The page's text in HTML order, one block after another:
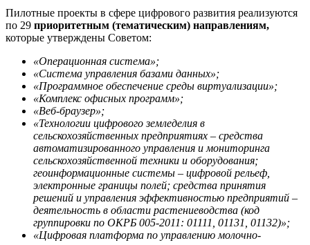
Пилотные проекты в сфере цифрового развития реализуются
по 29 приоритетным (тематическим) направлениям,
которые утверждены Советом:
«Операционная система»;
«Система управления базами данных»;
«Программное обеспечение среды виртуализации»;
«Комплекс офисных программ»;
«Веб-браузер»;
«Технологии цифрового земледелия в
сельскохозяйственных предприятиях – средства
автоматизированного управления и мониторинга
сельскохозяйственной техники и оборудования;
геоинформационные системы – цифровой рельеф,
электронные границы полей; средства принятия
решений и управления эффективностью предприятий –
деятельность в области растениеводства (код
группировки по ОКРБ 005-2011: 01111, 01131, 01132)»;
«Цифровая платформа по управлению молочно-